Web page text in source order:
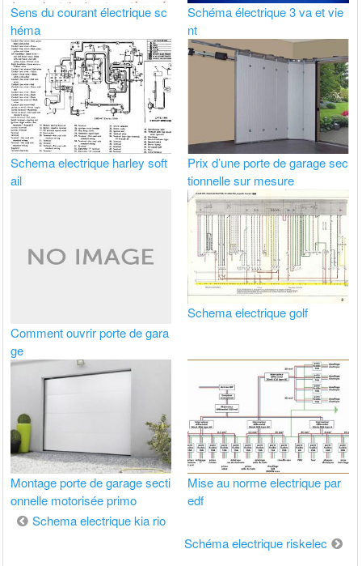
Sens du courant électrique sc
héma
Schéma électrique 3 va et vie
nt
Schema electrique harley soft
ail
Prix d’une porte de garage sec
tionnelle sur mesure
Comment ouvrir porte de gara
ge
Schema electrique golf
Montage porte de garage secti
onnelle motorisée primo
Mise au norme electrique par
edf
Navigation
Schema electrique kia rio
Schéma electrique riskelec